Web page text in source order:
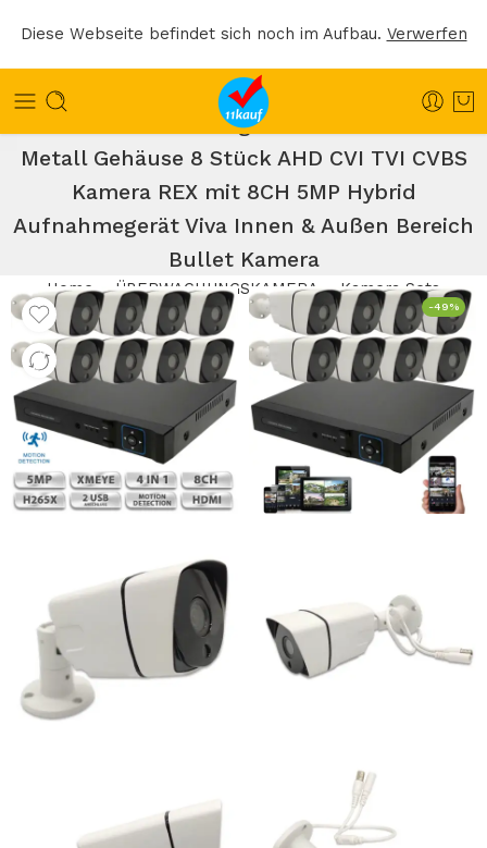
Diese Webseite befindet sich noch im Aufbau. Verwerfen
8x 5MP Überwachungskamera Set Full HD
Metall Gehäuse 8 Stück AHD CVI TVI CVBS
Kamera REX mit 8CH 5MP Hybrid
Aufnahmegerät Viva Innen & Außen Bereich
Bullet Kamera
Home ÜBERWACHUNGSKAMERA Kamera Sets
-49%